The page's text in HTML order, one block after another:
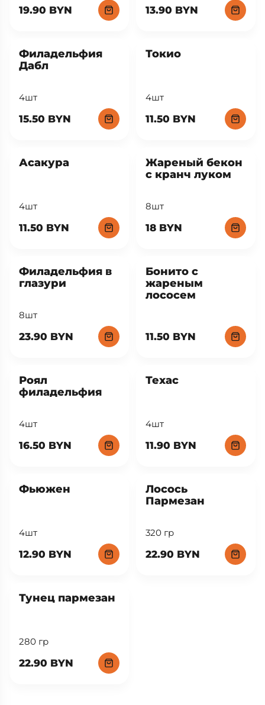
19.90 BYN 13.90 BYN
Филадельфия
Дабл
4шт
15.50 BYN
Токио
4шт
11.50 BYN
Асакура
4шт
11.50 BYN
Жареный бекон
с кранч луком
8шт
18 BYN
Филадельфия в
глазури
8шт
23.90 BYN
Бонито с
жареным
лососем
11.50 BYN
Роял
филадельфия
4шт
16.50 BYN
Техас
4шт
11.90 BYN
Фьюжен
4шт
12.90 BYN
Лосось
Пармезан
320 гр
22.90 BYN
New
Тунец пармезан
280 гр
22.90 BYN